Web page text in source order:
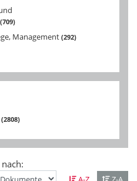
709
Management 292
2808